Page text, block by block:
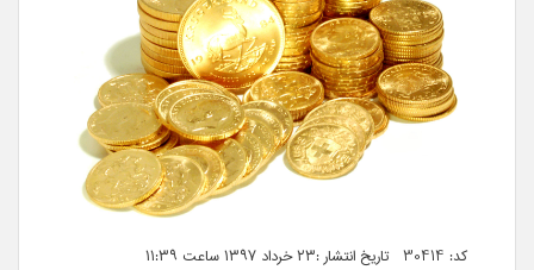
کد: 30414 تاریخ انتشار :۲۳ خرداد ۱۳۹۷ ساعت ۱۱:۳۹